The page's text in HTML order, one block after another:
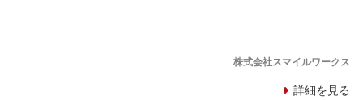
株式会社スマイルワークス
詳細を見る